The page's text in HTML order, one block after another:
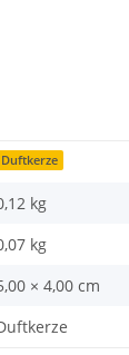
Duftkerze
kg
kg
× 4,00 cm